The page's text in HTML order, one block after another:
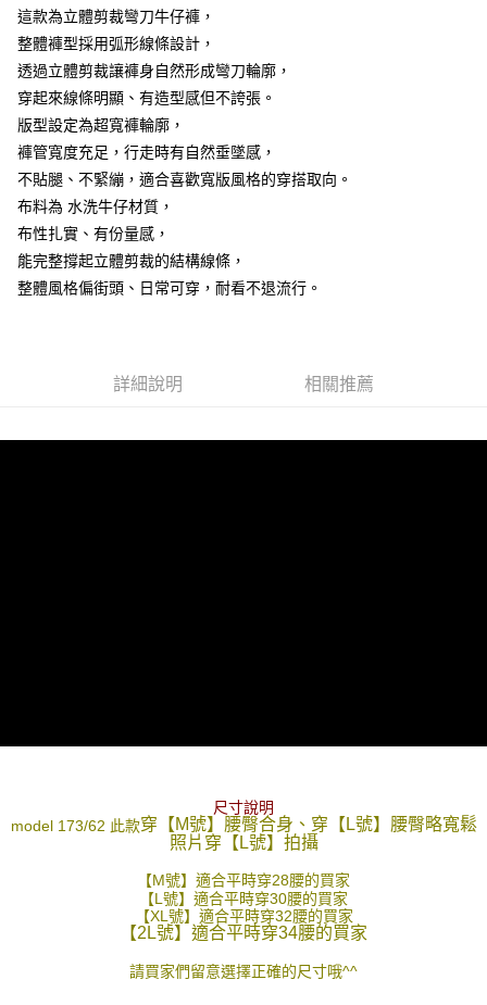
１．於結帳方式選擇「AFTEE先享後付」後，將跳轉至「AFTEE先享後付」
結帳頁面，進行簡訊認證並確認金額後，即可完成結帳。
２．訂單成立數日內，您將收到繳費通知簡訊。
３．收到繳費通知簡訊後14天內，點擊此簡訊中的連結，可透過四大超商／
ATM／網路銀行／等多元方式進行付款，方視為交易完成。
※ 請注意：結帳手續完成當下不需立刻繳費，但若您需要取消訂單，請聯絡
購買商品的店家。未經商家同意取消之訂單仍視為有效，需透過AFTEE先享
後付繳納相關費用。
是否繳費成功／繳費後需取消欲退款等相關疑問，請聯繫「AFTEE先享後付
客戶支援中心」https://netprotections.freshdesk.com/support/home
【注意事項】
１．透過由恩沛科技股份有限公司提供之「AFTEE先享後付」服務完成之交
易，需依本服務之必要範圍內提供個人資料，並將交易相關給付款項請求債
「AFTEE先享後付」，若未經同意申辦者引起之損失，本公司不負相關責
時審查核予不同之上限額度；若仍有額度不足之情形，本公司將視審查結果
先付款後全家取貨
每筆NT$80，滿NT$1,800(含以上)免運費
7-11付款取貨
每筆NT$80，滿NT$1,800(含以上)免運費
每筆NT$80，滿NT$1,800(含以上)免運費
宅配
每筆NT$120，滿NT$3,000(含以上)免運費
這款為立體剪裁彎刀牛仔褲，
整體褲型採用弧形線條設計，
透過立體剪裁讓褲身自然形成彎刀輪廓，
穿起來線條明顯、有造型感但不誇張。
版型設定為超寬褲輪廓，
褲管寬度充足，行走時有自然垂墜感，
不貼腿、不緊繃，適合喜歡寬版風格的穿搭取向。
布料為 水洗牛仔材質，
布性扎實、有份量感，
能完整撐起立體剪裁的結構線條，
整體風格偏街頭、日常可穿，耐看不退流行。
詳細說明 相關推薦
尺寸說明
model 173/62 此款穿【M號】腰臀合身、穿 【L號】腰臀略寬鬆
照片穿 【L號】拍攝
【M號】適合平時穿28腰的買家
【L號】適合平時穿30腰的買家
【XL號】適合平時穿32腰的買家
【2L號】適合平時穿34腰的買家
請買家們留意選擇正確的尺寸哦^^